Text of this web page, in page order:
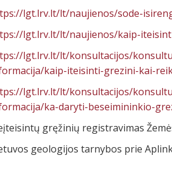
lgt.lrv.lt/lt/naujienos/sode-
lgt.lrv.lt/lt/naujienos/kaip-
lgt.lrv.lt/lt/konsultacijos/
kaip-iteisinti-grezini-kai-
lgt.lrv.lt/lt/konsultacijos/
ka-daryti-beseimininkio-
gręžinių registravimas
geologijos tarnybos prie